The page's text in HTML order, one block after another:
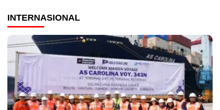
INTERNASIONAL